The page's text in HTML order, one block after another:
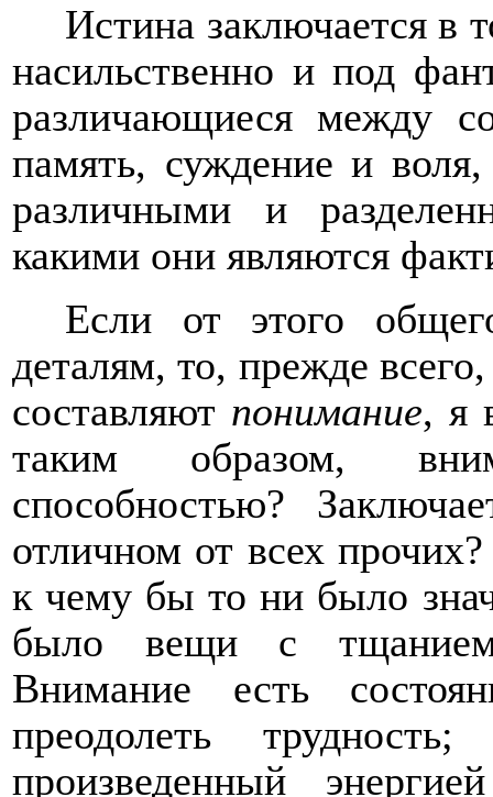
Истина заключается в
насильственно и под
различающиеся между
память, суждение и
различными и
какими они являются
Если от этого
деталям, то, прежде
составляют понимание, я
таким образом,
способностью?
отличном от всех
к чему бы то ни было
было вещи с
Внимание есть
преодолеть
произведенный